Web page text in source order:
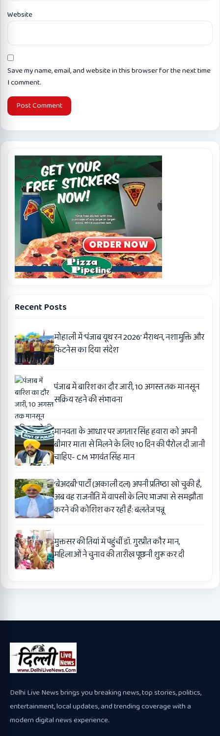
Website
Save my name, email, and website in this browser for the next time
I comment.
Recent Posts
मोहाली में ‘पंजाब यूथ रन 2026’ मैराथन, नशामुक्ति और
फिटनेस का दिया संदेश
पंजाब में बारिश का दौर जारी, 10 अगस्त तक मानसून
सक्रिय रहने की संभावना
मानवता के आधार पर जगतार सिंह हवारा को अपनी
बीमार माता से मिलने के लिए 10 दिन की पैरोल दी जानी
चाहिए- CM भगवंत सिंह मान
‘बेअदबी’ पार्टी (अकाली दल) अपनी प्रतिष्ठा खो चुकी है,
अब वह राजनीति में वापसी के लिए भाजपा से समझौता
करने की कोशिश कर रही है: बलतेज पन्नू
मुक्तसर की तियां में पहुंचीं डॉ. गुरप्रीत कौर मान,
महिलाओं ने चुनाव की तारीख पूछनी शुरू कर दी
Delhi Live News brings you breaking news, top stories, politics,
entertainment, local updates, and trending coverage with a
modern digital news experience.